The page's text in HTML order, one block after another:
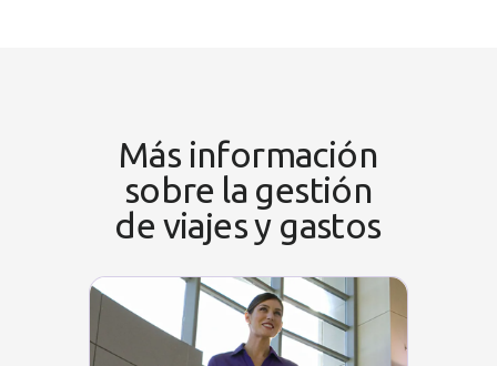
Más información
sobre la gestión
de viajes y gastos